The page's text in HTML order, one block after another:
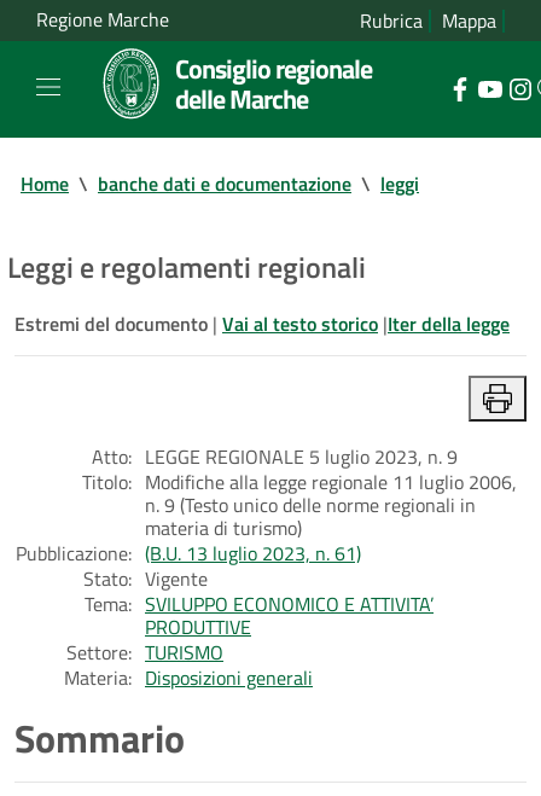
Regione Marche Rubrica Mappa
Consiglio regionale
delle Marche
Home \ banche dati e documentazione \ leggi
Leggi e regolamenti regionali
Estremi del documento | Vai al testo storico |Iter della legge
Atto: LEGGE REGIONALE 5 luglio 2023, n. 9
Titolo: Modifiche alla legge regionale 11 luglio 2006,
n. 9 (Testo unico delle norme regionali in
materia di turismo)
Pubblicazione: (B.U. 13 luglio 2023, n. 61)
Stato: Vigente
Tema: SVILUPPO ECONOMICO E ATTIVITA’
PRODUTTIVE
Settore: TURISMO
Materia: Disposizioni generali
Sommario